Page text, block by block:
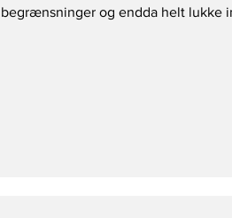
begrænsninger og endda helt lukke